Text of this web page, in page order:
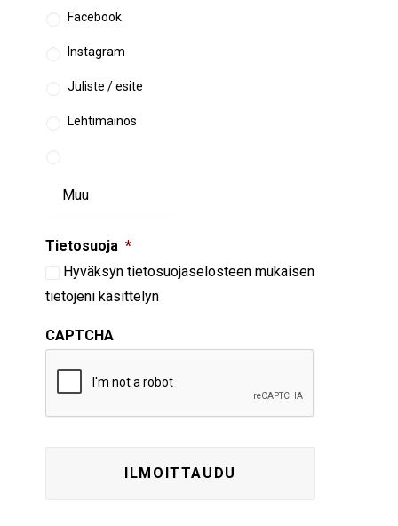
Facebook
Instagram
Juliste / esite
Lehtimainos
Tietosuoja *
Hyväksyn tietosuojaselosteen mukaisen
tietojeni käsittelyn
CAPTCHA